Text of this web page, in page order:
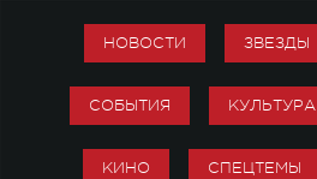
НОВОСТИ ЗВЕЗДЫ
СОБЫТИЯ КУЛЬТУРА
КИНО СПЕЦТЕМЫ